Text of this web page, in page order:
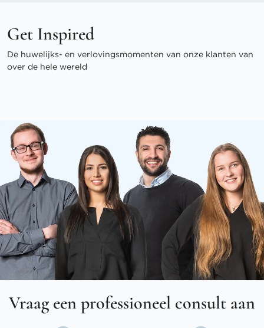
Get Inspired
De huwelijks- en verlovingsmomenten van onze klanten van
over de hele wereld
Vraag een professioneel consult aan